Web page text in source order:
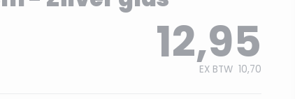
12,95
EX BTW 10,70